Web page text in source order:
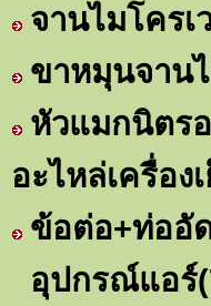
จานไมโครเ
ขาหมุนจาน
หัวแมกนิตร
อะไหล่เครื่อง
ข้อต่อ+ท่ออั
อุปกรณ์แอร์